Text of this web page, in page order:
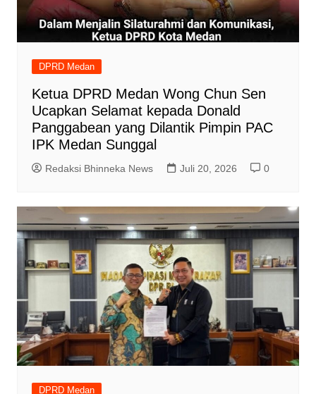
DPRD Medan
Ketua DPRD Medan Wong Chun Sen
Ucapkan Selamat kepada Donald
Panggabean yang Dilantik Pimpin PAC
IPK Medan Sunggal
Redaksi Bhinneka News Juli 20, 2026 0
DPRD Medan